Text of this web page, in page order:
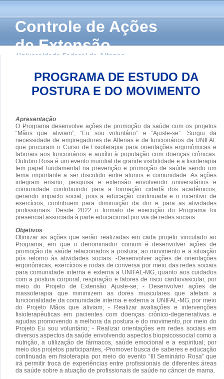
Controle de Ações
de Extensão
Universidade Federal de Alfenas
PROGRAMA DE ESTUDO DA
POSTURA E DO MOVIMENTO
Apresentação
O Programa desenvolve ações de promoção da saúde com os projetos
“Mãos que aliviam”, “Eu sou voluntário” e “Ajuste-se”. Surgiu da
necessidade de empregadores de Alfenas e de funcionários da UNIFAL
que procuram o Curso de Fisioterapia para orientações ergonômicas e
laborais aos funcionários e auxílio à população com doenças crônicas.
Outubro Rosa é um evento mundial de grande visibilidade e a fisioterapia
tem papel fundamental na prevenção e promoção de saúde sendo um
tema importante a ser discutido entre alunos e comunidade. As ações
integram ensino, pesquisa e extensão envolvendo universitários e
comunidade contribuindo para a formação cidadã dos acadêmicos,
gerando impacto social, pois a educação continuada e o incentivo de
exercícios, contribuem para diminuição da dor e para as atividades
profissionais. Desde 2022 o formato de execução do Programa foi
presencial associada à parte educacional por via de redes sociais.
Objetivos
Otimizar as ações que serão realizadas em cada projeto vinculado ao
Programa, em que o denominador comum é desenvolver ações de
promoção da saúde relacionados a postura, ao movimento e a situação
pós retorno às atividades sociais. -Desenvolver ações de orientações
ergonômicas, exercícios e rodas de conversa por meio das redes sociais
para comunidade interna e externa a UNIFAL-MG, quanto aos cuidados
com a postura corporal, respiração e fatores de risco cardiovascular, por
meio do Projeto de Extensão Ajuste-se; - Desenvolver ações de
massoterapia que minimizem as dores musculares que afetam a
funcionalidade da comunidade interna e externa a UNIFAL-MG, por meio
do Projeto Mãos que aliviam; - Realizar avaliações e intervenções
fisioterapêuticas em pacientes com doenças crônico-degenerativas e
agudas promovendo a melhora da postura e do movimento, por meio do
Projeto Eu sou voluntário; - Realizar orientações em redes sociais em
diversos aspectos da saúde envolvendo aspectos biopsicossocial como a
nutrição, a utilização de fármacos, saúde emocional e a espiritual; por
meio dos projetos participantes, -Promover busca de saberes e educação
continuada em fisioterapia por meio do evento “III Seminário Rosa” que
irá permitir troca de experiências entre profissionais de diferentes áreas
da saúde sobre a atuação de profissionais de saúde no câncer de mama.